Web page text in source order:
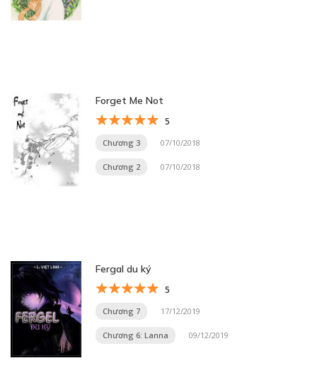
Forget Me Not
5
Chương 3 07/10/2018
Chương 2 07/10/2018
Fergal du ký
5
Chương 7 17/12/2019
Chương 6: Lanna 09/12/2019